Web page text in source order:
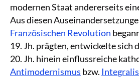
modernen Staat andererseits
Aus diesen
Französischen Revolution
19. Jh. prägten, entwickelte sich
20. Jh. hinein einflussreiche
Antimodernismus bzw.